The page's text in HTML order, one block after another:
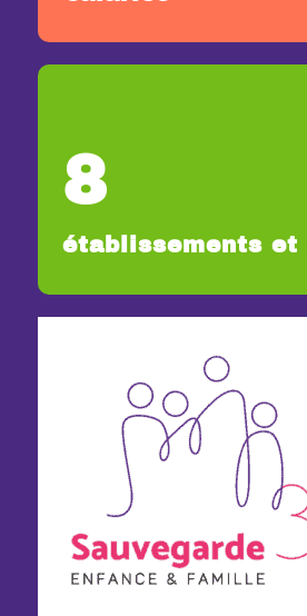
8
établissements et